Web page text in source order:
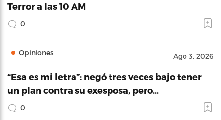
Terror a las 10 AM
0
Opiniones Ago 3, 2026
“Esa es mi letra”: negó tres veces bajo tener
un plan contra su exesposa, pero…
0